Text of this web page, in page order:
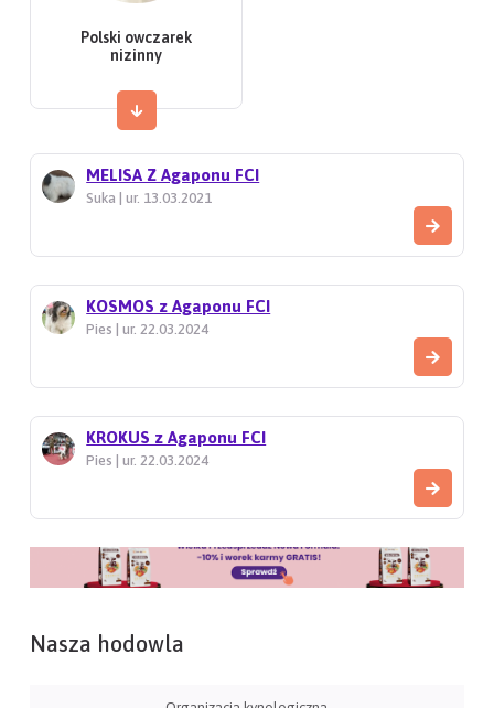
Polski owczarek
nizinny
MELISA Z Agaponu FCI
Suka | ur. 13.03.2021
KOSMOS z Agaponu FCI
Pies | ur. 22.03.2024
KROKUS z Agaponu FCI
Pies | ur. 22.03.2024
Nasza hodowla